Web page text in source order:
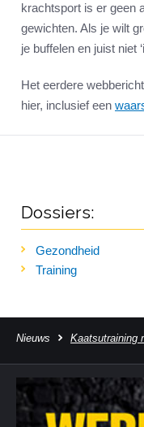
krachtsport is er geen
gewichten. Als je wilt
je buffelen en juist niet
Het eerdere
hier, inclusief een
Dossiers:
Gezondheid
Training
Nieuws Kaatsutraining